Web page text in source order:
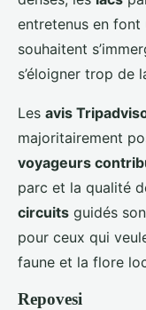
entretenus en
souhaitent
s’éloigner trop de
Les avis
majoritairement
voyageurs
parc et la qualité
circuits guidés
pour ceux qui
faune et la flore
Repovesi